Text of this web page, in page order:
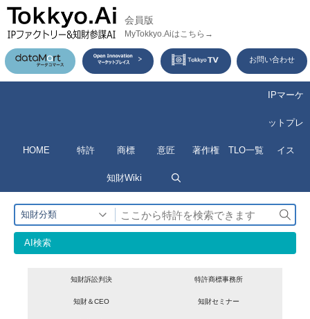
コ
ン
テ
ン
プ
会員版
MyTokkyo.Aiはこちら→
お問い合わせ
HOME 特許 商標 意匠 著作権 TLO一覧
IPマーケ
ットプレ
イス
知財Wiki
知財分類
検
索
AI検索
知財訴訟判決 特許商標事務所
知財＆CEO 知財セミナー